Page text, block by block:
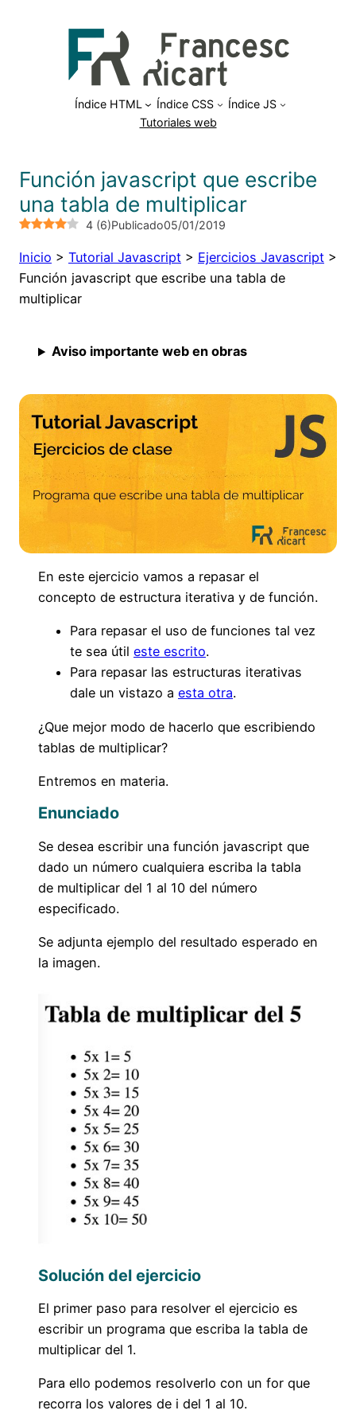
Índice HTML Índice CSS
Índice JS
Tutoriales web
Función javascript que escribe
una tabla de multiplicar
4 (6)Publicado05/01/2019
Inicio > Tutorial Javascript > Ejercicios Javascript >
Función javascript que escribe una tabla de
multiplicar
Aviso importante web en obras
En este ejercicio vamos a repasar el
concepto de estructura iterativa y de función.
Para repasar el uso de funciones tal vez
te sea útil este escrito.
Para repasar las estructuras iterativas
dale un vistazo a esta otra.
¿Que mejor modo de hacerlo que escribiendo
tablas de multiplicar?
Entremos en materia.
Enunciado
Se desea escribir una función javascript que
dado un número cualquiera escriba la tabla
de multiplicar del 1 al 10 del número
especificado.
Se adjunta ejemplo del resultado esperado en
la imagen.
Solución del ejercicio
El primer paso para resolver el ejercicio es
escribir un programa que escriba la tabla de
multiplicar del 1.
Para ello podemos resolverlo con un for que
recorra los valores de i del 1 al 10.